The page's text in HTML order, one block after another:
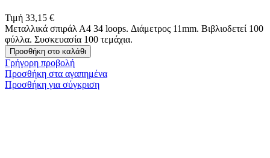
Τιμή 33,15 €
Μεταλλικά σπιράλ Α4 34 loops. Διάμετρος 11mm. Βιβλιοδετεί 100
φύλλα. Συσκευασία 100 τεμάχια.
Προσθήκη στο καλάθι
Γρήγορη προβολή
Προσθήκη στα αγαπημένα
Προσθήκη για σύγκριση